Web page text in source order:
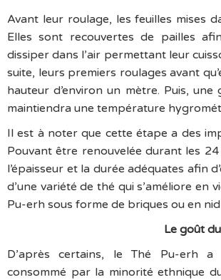
Avant leur roulage, les feuilles mises
Elles sont recouvertes de pailles
dissiper dans l’air permettant leur
suite, leurs premiers roulages avant
hauteur d’environ un mètre. Puis,
maintiendra une température
Il est à noter que cette étape a des
Pouvant être renouvelée durant les
l’épaisseur et la durée adéquates afin
d’une variété de thé qui s’améliore en
Pu-erh sous forme de briques ou en nid
Le goût
D’après certains, le Thé Pu-erh a
consommé par la minorité ethnique